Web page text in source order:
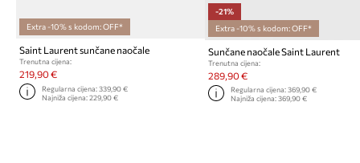
Extra -10% s kodom: OFF*
Saint Laurent sunčane naočale
Trenutna cijena:
219,90 €
Regularna cijena:339,90 €
Najniža cijena:229,90 €
-21%
Extra -10% s kodom: OFF*
Sunčane naočale Saint Laurent
Trenutna cijena:
289,90 €
Regularna cijena: 369,90 €
Najniža cijena: 369,90 €